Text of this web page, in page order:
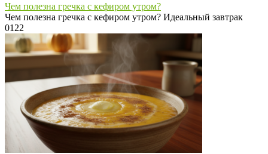
Чем полезна гречка с кефиром утром?
Чем полезна гречка с кефиром утром? Идеальный завтрак
0122